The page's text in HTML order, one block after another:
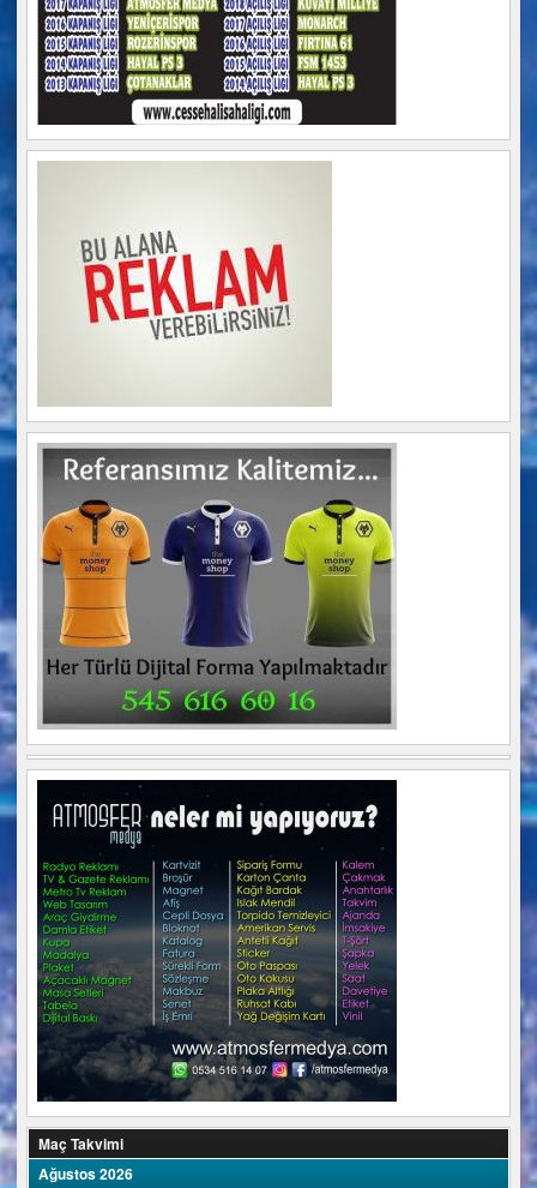
Maç Takvimi
Ağustos 2026